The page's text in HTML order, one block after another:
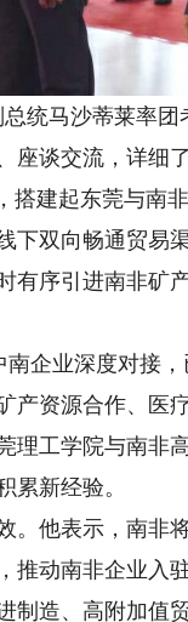
统马沙蒂莱率团
谈交流，详细了
搭建起东莞与南
双向畅通贸易
有序引进南非矿
企业深度对接，
产资源合作、医
理工学院与南非
累新经验。
他表示，南非
推动南非企业入
制造、高附加值